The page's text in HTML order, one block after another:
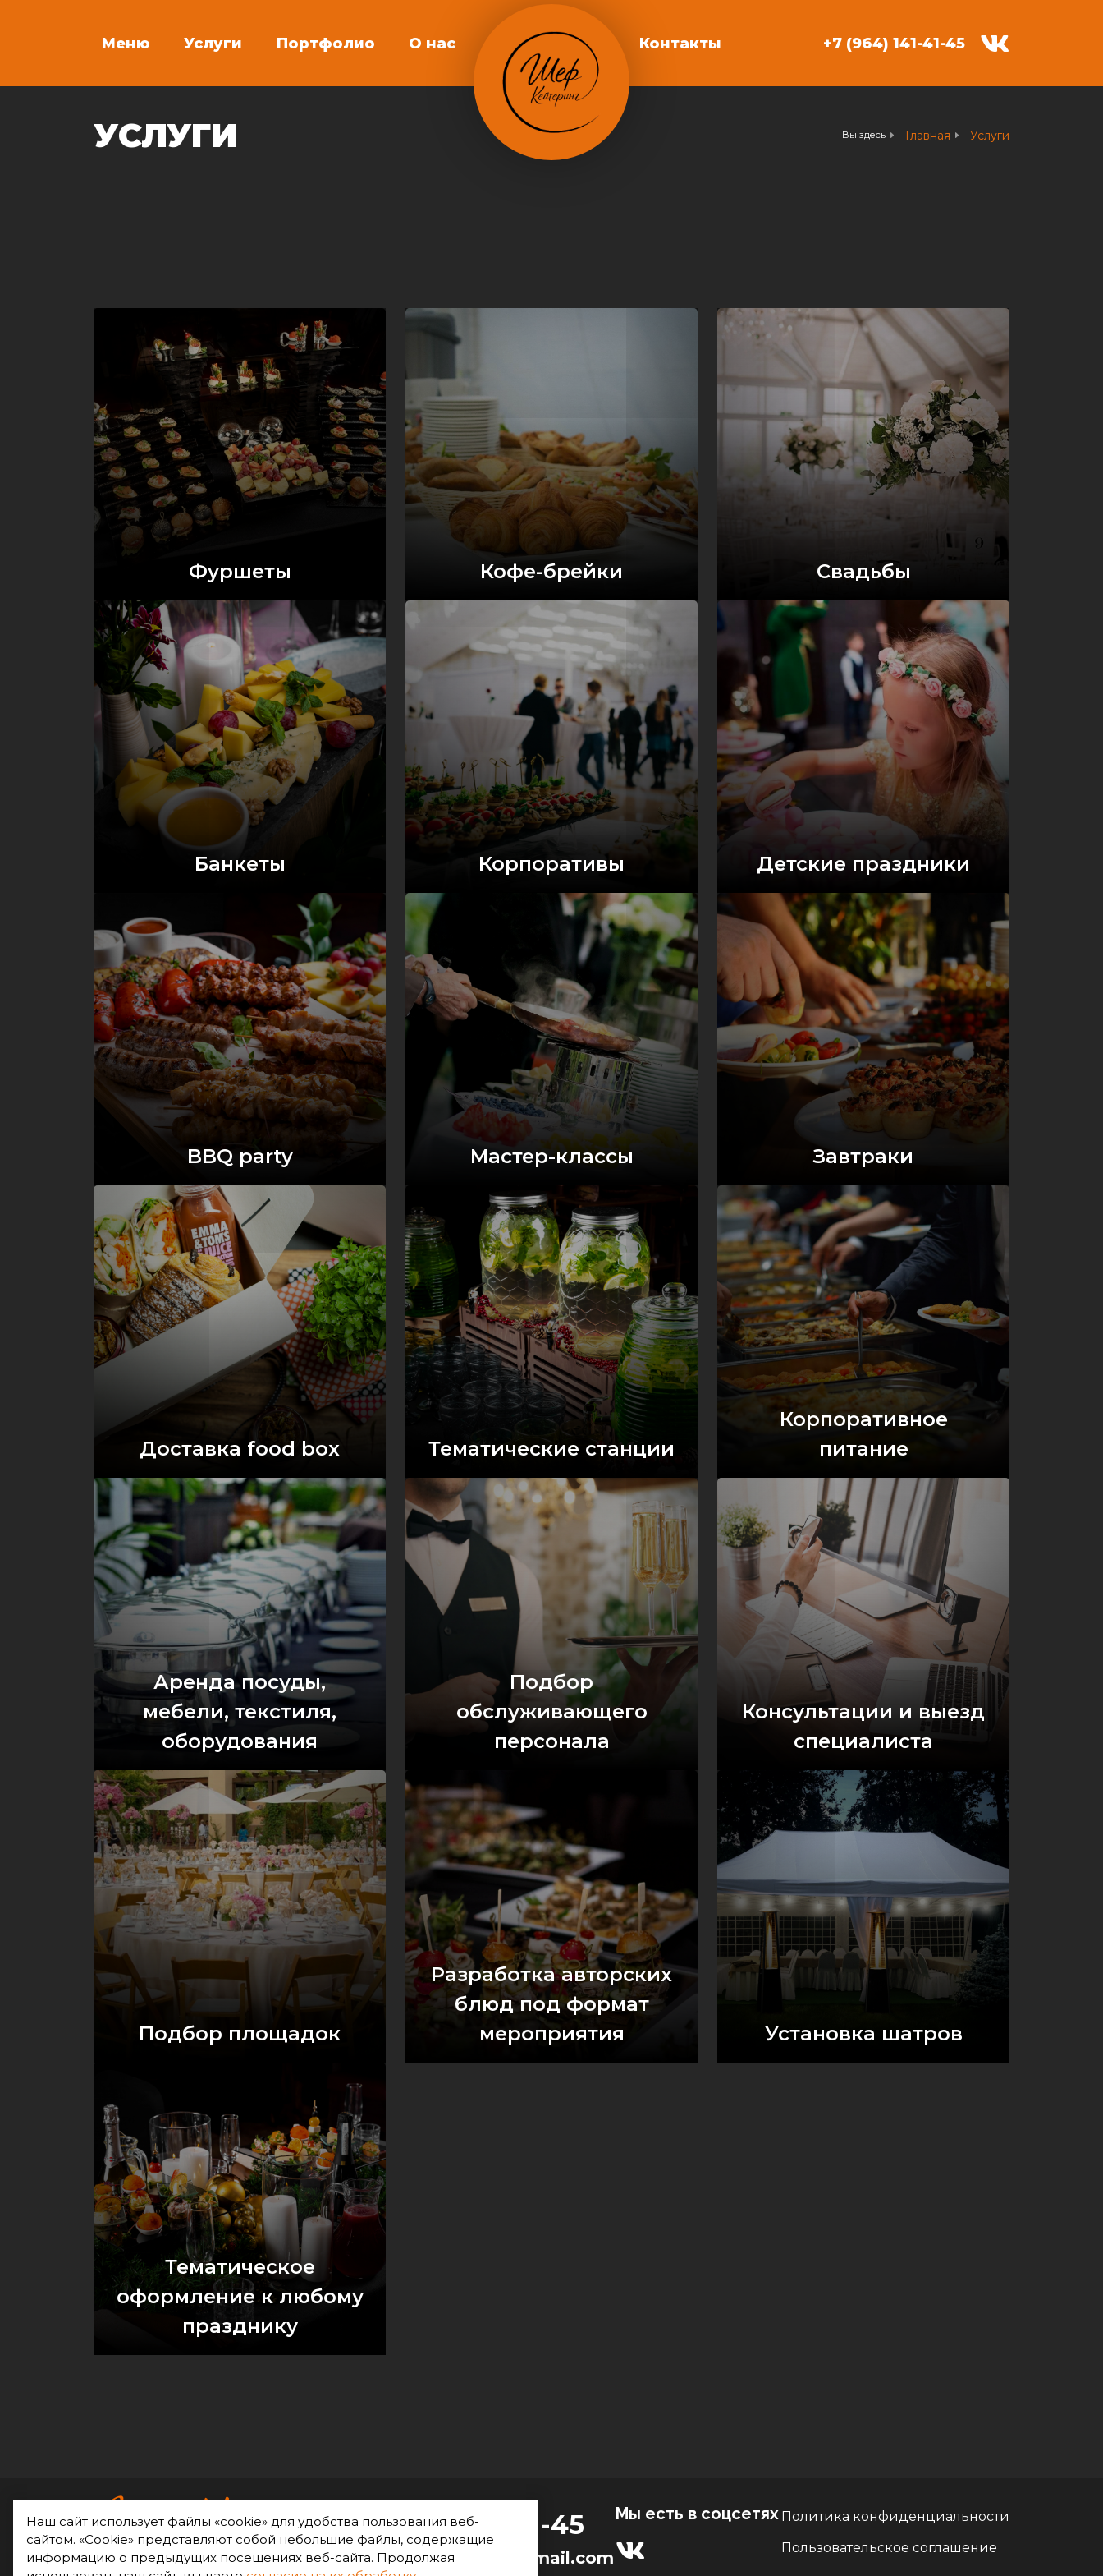
Меню Услуги Портфолио О нас Контакты +7 (964) 141-41-45
УСЛУГИ Вы здесь Главная Услуги
Фуршеты
Оставить заявку
Кофе-брейки
Оставить заявку
Свадьбы
Оставить заявку
Банкеты Корпоративы
Оставить заявку
Детские праздники
Оставить заявку
BBQ party
Оставить заявку
Мастер-классы
Оставить заявку
Завтраки
Оставить заявку
Доставка food box
Оставить заявку
Тематические станции
Оставить заявку
Корпоративное
питание
Оставить заявку
Аренда посуды,
мебели, текстиля,
оборудования
Оставить заявку
Подбор
обслуживающего
персонала
Консультации и выезд
специалиста
Оставить заявку
Подбор площадок
Разработка авторских
блюд под формат
мероприятия
Установка шатров
Тематическое
оформление к любому
празднику
Праздник Ваш — заботы наши!
+7 (964) 141-41-45
chef.catering2021@gmail.com
Мы есть в соцсетях Политика конфиденциальности
Пользовательское соглашение
Наш сайт использует файлы «cookie» для удобства пользования веб-
сайтом. «Cookie» представляют собой небольшие файлы, содержащие
информацию о предыдущих посещениях веб-сайта. Продолжая